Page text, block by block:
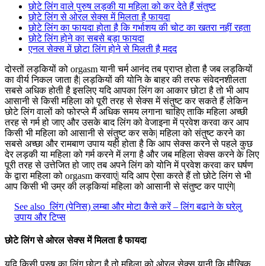
छोटे लिंग वाले पुरुष लड़की या महिला को कर देते हैं संतुष्ट
छोटे लिंग से ओरल सेक्स में मिलता है फायदा
छोटे लिंग का फायदा होता है कि गर्भाशय की चोट का खतरा नहीं रहता
छोटे लिंग होने का सबसे बड़ा फायदा
एनल सेक्स में छोटा लिंग होने से मिलती है मदद
दोस्तों लड़कियों को orgasm यानी चर्म आनंद तब प्राप्त होता है जब लड़कियों
का वीर्य निकल जाता है| लड़कियों की योनि के बाहर की तरफ संवेदनशीलता
सबसे अधिक होती है इसलिए यदि आपका लिंग का आकार छोटा है तो भी आप
आसानी से किसी महिला को पूरी तरह से सेक्स में संतुष्ट कर सकते हैं लेकिन
छोटे लिंग वालों को फोरप्ले मैं अधिक समय लगाना चाहिए ताकि महिला अच्छी
तरह से गर्म हो जाए और उसके बाद लिंग को वेजाइना में प्रवेश करवा कर आप
किसी भी महिला को आसानी से संतुष्ट कर सके| महिला को संतुष्ट करने का
सबसे अच्छा और रामबाण उपाय यही होता है कि आप सेक्स करने से पहले कुछ
देर लड़की या महिला को गर्म करने में लगा है और जब महिला सेक्स करने के लिए
पूरी तरह से उत्तेजित हो जाए तब अपने लिंग को योनि में प्रवेश करवा कर घर्षण
के द्वारा महिला को orgasm करवाएं| यदि आप ऐसा करते हैं तो छोटे लिंग से भी
आप किसी भी उम्र की लड़कियां महिला को आसानी से संतुष्ट कर पाएंगे|
See also लिंग (पेनिस) लम्बा और मोटा कैसे करें – लिंग बढाने के घरेलु
उपाय और टिप्स
छोटे लिंग से ओरल सेक्स में मिलता है फायदा
यदि किसी पुरुष का लिंग छोटा है तो महिला को ओरल सेक्स यानी कि मौखिक